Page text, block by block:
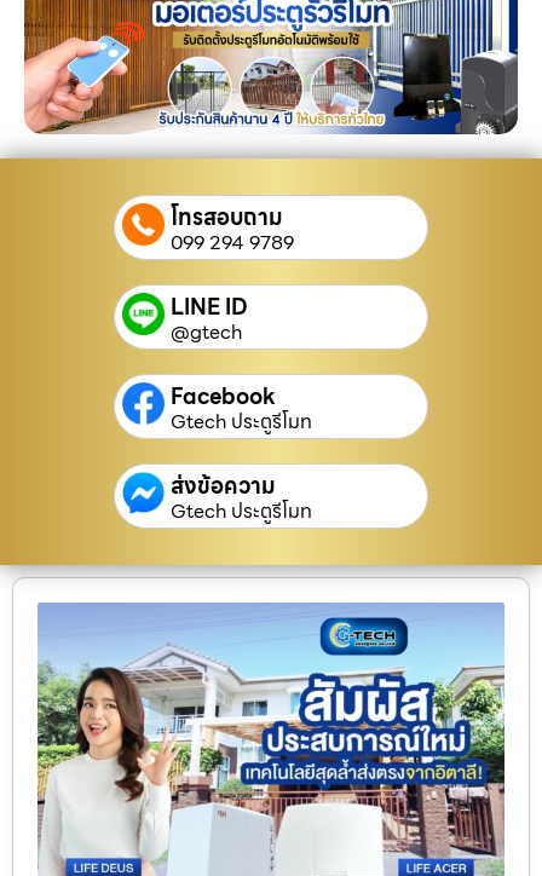
โทรสอบถาม
099 294 9789
LINE ID
@gtech
Facebook
Gtech ประตูรีโมท
ส่งข้อความ
Gtech ประตูรีโมท